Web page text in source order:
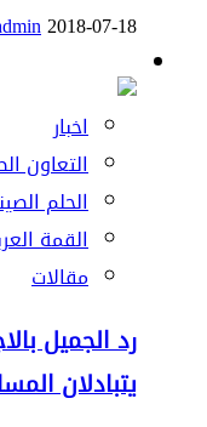
2018-07-18
اخبار
التعاون
الحلم
القمة
مقالات
رد الجميل
يتبادلان